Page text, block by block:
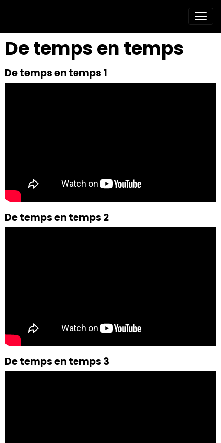
De temps en temps
De temps en temps 1
De temps en temps 2
De temps en temps 3